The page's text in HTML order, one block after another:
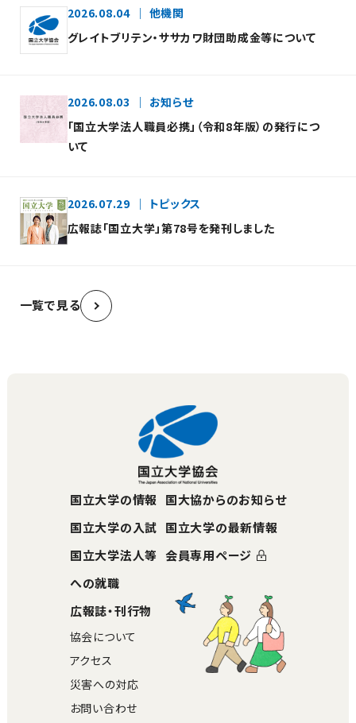
2026.08.04
他機関
グレイトブリテン・ササカワ財団助成金等について
2026.08.03
お知らせ
「国立大学法人職員必携」（令和8年版）の発行につ
いて
2026.07.29
トピックス
広報誌「国立大学」第78号を発刊しました
一覧で見る
国立大学の情報
国立大学の入試
国立大学法人等
への就職
広報誌・刊行物
国大協からのお知らせ
国立大学の最新情報
会員専用ページ
協会について
アクセス
災害への対応
お問い合わせ